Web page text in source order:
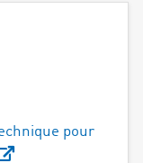
pour